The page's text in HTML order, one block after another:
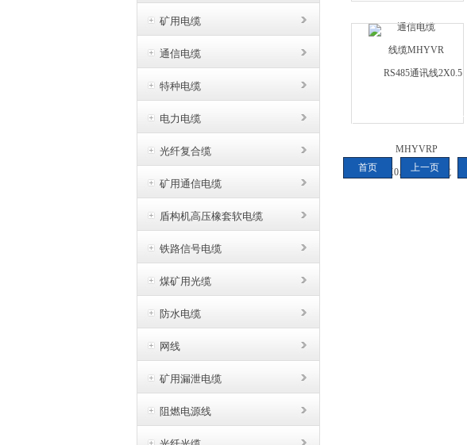
矿用电缆
通信电缆
特种电缆
电力电缆
光纤复合缆
矿用通信电缆
盾构机高压橡套软电缆
铁路信号电缆
煤矿用光缆
防水电缆
网线
矿用漏泄电缆
阻燃电源线
首页 上一页